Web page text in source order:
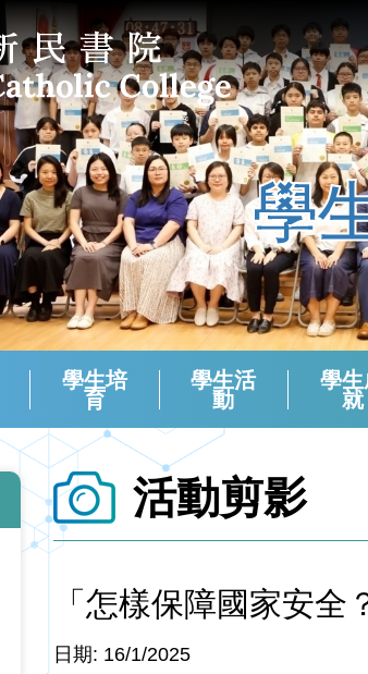
學
學生培
育
學生活
動
學生
就
活動剪影
「怎樣保障國家安全
日期: 16/1/2025